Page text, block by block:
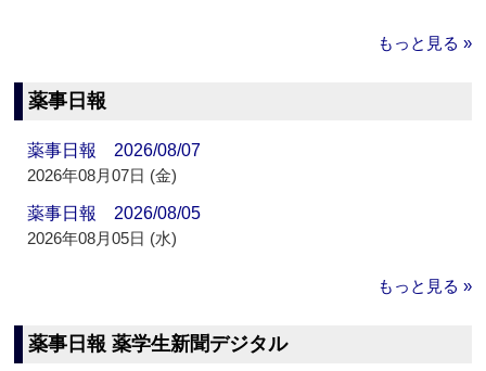
もっと見る »
薬事日報
薬事日報 2026/08/07
2026年08月07日 (金)
薬事日報 2026/08/05
2026年08月05日 (水)
もっと見る »
薬事日報 薬学生新聞デジタル